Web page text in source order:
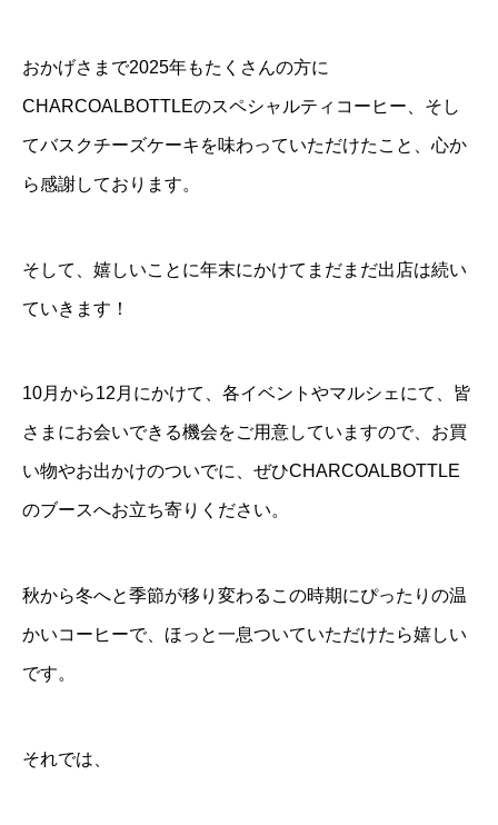
おかげさまで2025年もたくさんの方に
CHARCOALBOTTLEのスペシャルティコーヒー、そし
てバスクチーズケーキを味わっていただけたこと、心か
ら感謝しております。
そして、嬉しいことに年末にかけてまだまだ出店は続い
ていきます！
10月から12月にかけて、各イベントやマルシェにて、皆
さまにお会いできる機会をご用意していますので、お買
い物やお出かけのついでに、ぜひCHARCOALBOTTLE
のブースへお立ち寄りください。
秋から冬へと季節が移り変わるこの時期にぴったりの温
かいコーヒーで、ほっと一息ついていただけたら嬉しい
です。
それでは、